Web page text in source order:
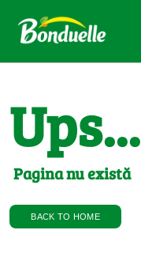
Ups...
Pagina nu există
BACK TO HOME